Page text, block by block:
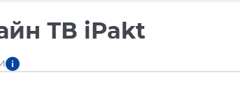
ТВ iPakt